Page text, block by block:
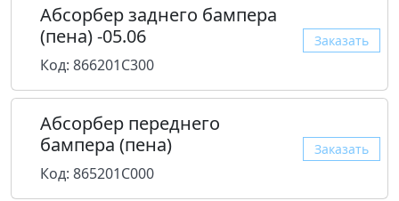
Абсорбер заднего бампера
(пена) -05.06
Код: 866201C300
Заказать
Абсорбер переднего
бампера (пена)
Код: 865201C000
Заказать